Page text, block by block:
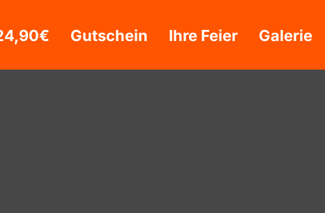
Gutschein Ihre Feier Galerie